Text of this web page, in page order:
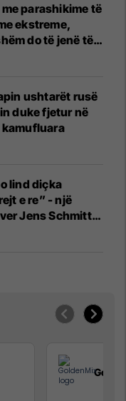
parashikime të
ekstreme,
do të jenë të
ushtarët rusë
duke fjetur në
lind diçka
e re” - një
Jens Schmitt
Shqipëri dhe të